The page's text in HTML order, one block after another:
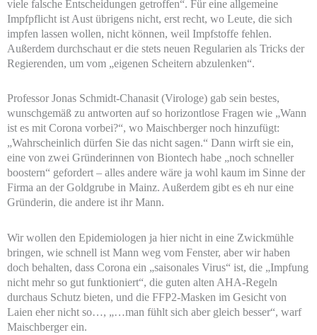
viele falsche Entscheidungen getroffen“. Für eine allgemeine
Impfpflicht ist Aust übrigens nicht, erst recht, wo Leute, die sich
impfen lassen wollen, nicht können, weil Impfstoffe fehlen.
Außerdem durchschaut er die stets neuen Regularien als Tricks der
Regierenden, um vom „eigenen Scheitern abzulenken“.
Professor Jonas Schmidt-Chanasit (Virologe) gab sein bestes,
wunschgemäß zu antworten auf so horizontlose Fragen wie „Wann
ist es mit Corona vorbei?“, wo Maischberger noch hinzufügt:
„Wahrscheinlich dürfen Sie das nicht sagen.“ Dann wirft sie ein,
eine von zwei Gründerinnen von Biontech habe „noch schneller
boostern“ gefordert – alles andere wäre ja wohl kaum im Sinne der
Firma an der Goldgrube in Mainz. Außerdem gibt es eh nur eine
Gründerin, die andere ist ihr Mann.
Wir wollen den Epidemiologen ja hier nicht in eine Zwickmühle
bringen, wie schnell ist Mann weg vom Fenster, aber wir haben
doch behalten, dass Corona ein „saisonales Virus“ ist, die „Impfung
nicht mehr so gut funktioniert“, die guten alten AHA-Regeln
durchaus Schutz bieten, und die FFP2-Masken im Gesicht von
Laien eher nicht so…, „…man fühlt sich aber gleich besser“, warf
Maischberger ein.